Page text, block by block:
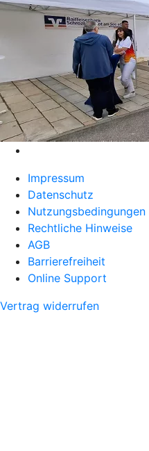
Impressum
Datenschutz
Nutzungsbedingungen
Rechtliche Hinweise
AGB
Barrierefreiheit
Online Support
Vertrag widerrufen